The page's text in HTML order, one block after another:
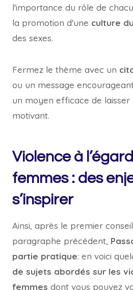
l'importance du rôle de
la promotion d'une culture
des sexes.
Fermez le thème avec un
ou un message
un moyen efficace de
motivant.
Violence à
femmes : des
s’inspirer
Ainsi, après le premier
paragraphe précédent,
partie pratique: en voici
de sujets abordés sur les
femmes dont vous pouvez